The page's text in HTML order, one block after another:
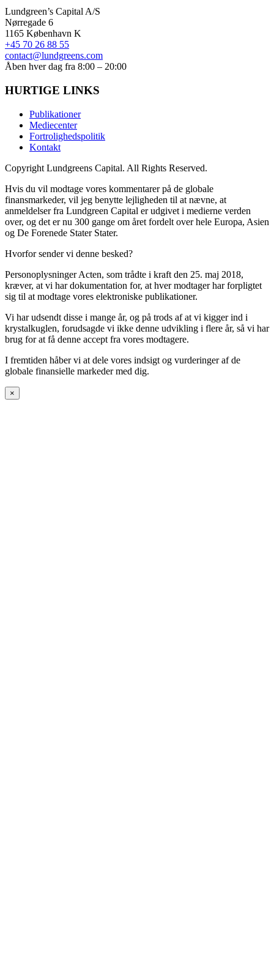
Lundgreen’s Capital A/S
Nørregade 6
1165 København K
+45 70 26 88 55
contact@lundgreens.com
Åben hver dag fra 8:00 – 20:00
HURTIGE LINKS
Publikationer
Mediecenter
Fortrolighedspolitik
Kontakt
Copyright Lundgreens Capital. All Rights Reserved.
Hvis du vil modtage vores kommentarer på de globale
finansmarkeder, vil jeg benytte lejligheden til at nævne, at
anmeldelser fra Lundgreen Capital er udgivet i medierne verden
over, og det er nu 300 gange om året fordelt over hele Europa, Asien
og De Forenede Stater Stater.
Hvorfor sender vi denne besked?
Personoplysninger Acten, som trådte i kraft den 25. maj 2018,
kræver, at vi har dokumentation for, at hver modtager har forpligtet
sig til at modtage vores elektroniske publikationer.
Vi har udsendt disse i mange år, og på trods af at vi kigger ind i
krystalkuglen, forudsagde vi ikke denne udvikling i flere år, så vi har
brug for at få denne accept fra vores modtagere.
I fremtiden håber vi at dele vores indsigt og vurderinger af de
globale finansielle markeder med dig.
×